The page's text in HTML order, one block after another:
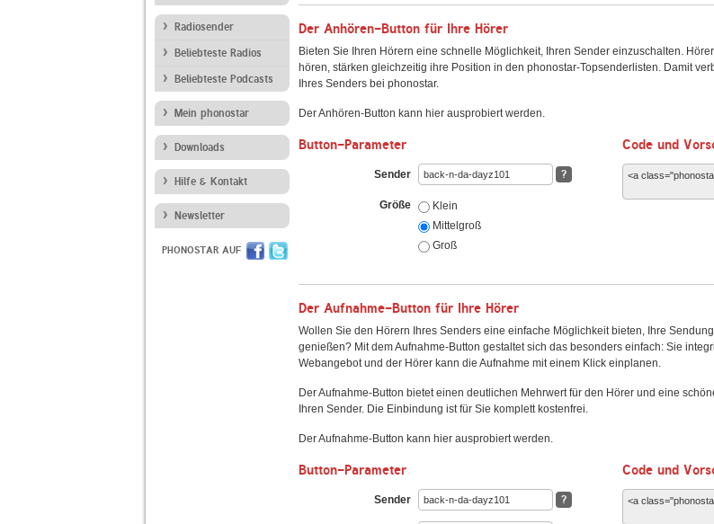
Radiosender
Beliebteste Radios
Beliebteste Podcasts
Mein phonostar
Downloads
Hilfe & Kontakt
Newsletter
PHONOSTAR AUF
Der Anhören-Button für Ihre Hörer
Bieten Sie Ihren Hörern eine schnelle Möglichkeit, Ihren Sender einzuschalten.
hören, stärken gleichzeitig ihre Position in den phonostar-Topsenderlisten. Damit
Ihres Senders bei phonostar.
Der Anhören-Button kann hier ausprobiert werden.
Button-Parameter
Sender ?
Größe
Klein
Mittelgroß
Groß
Code und
Der Aufnahme-Button für Ihre Hörer
Wollen Sie den Hörern Ihres Senders eine einfache Möglichkeit bieten, Ihre
genießen? Mit dem Aufnahme-Button gestaltet sich das besonders einfach: Sie
Webangebot und der Hörer kann die Aufnahme mit einem Klick einplanen.
Der Aufnahme-Button bietet einen deutlichen Mehrwert für den Hörer und eine
Ihren Sender. Die Einbindung ist für Sie komplett kostenfrei.
Der Aufnahme-Button kann hier ausprobiert werden.
Button-Parameter
Sender ?
Code und